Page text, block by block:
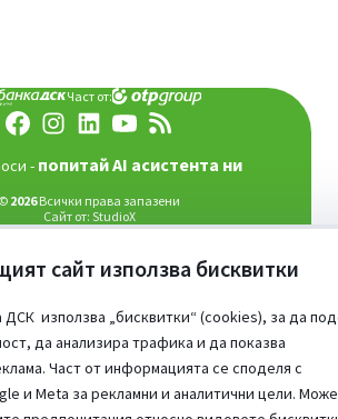
сайт използва бисквитки
ДСК използва „бисквитки“ (cookies), за да
да анализира трафика и да показва
Част от информацията се споделя с
и Meta за рекламни и аналитични цели.
Част от:
- попитай AI асистента ни
© 2026Всички права запазени
Сайт от: StudioX